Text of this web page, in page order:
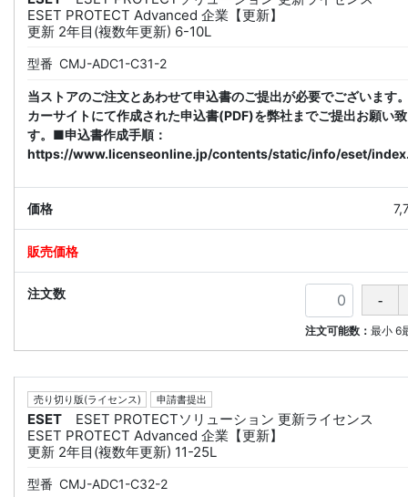
ESET PROTECT Advanced 企業【更新】
更新 2年目(複数年更新) 6-10L
型番 CMJ-ADC1-C31-2
当ストアのご注文とあわせて申込書のご提出が必要でございます
カーサイトにて作成された申込書(PDF)を弊社までご提出お願い
す。■申込書作成手順：
https://www.licenseonline.jp/contents/static/info/eset/
注文可能数： 最小 6
売り切り版(ライセンス) 申請書提出
ESET
ESET PROTECTソリューション 更新ライセンス
ESET PROTECT Advanced 企業【更新】
更新 2年目(複数年更新) 11-25L
型番 CMJ-ADC1-C32-2